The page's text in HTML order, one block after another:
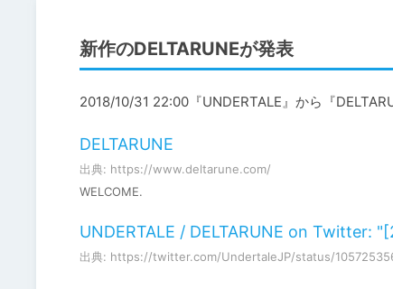
新作のDELTARUNEが発表
2018/10/31 22:00『UNDERTALE』から『
DELTARUNE
出典: https://www.deltarune.com/
WELCOME.
UNDERTALE / DELTARUNE on
出典: https://twitter.com/UndertaleJP/status/